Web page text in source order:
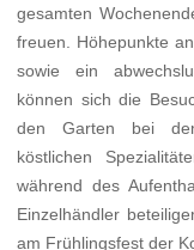
gesamten
freuen. Höhepunkte
sowie ein
können sich die
den Garten bei
köstlichen
während des
Einzelhändler
am Frühlingsfest der